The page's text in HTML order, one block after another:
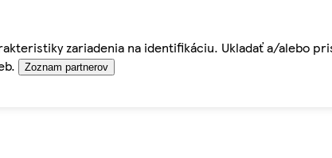
zariadenia na identifikáciu. Ukladať a/alebo
Zoznam partnerov